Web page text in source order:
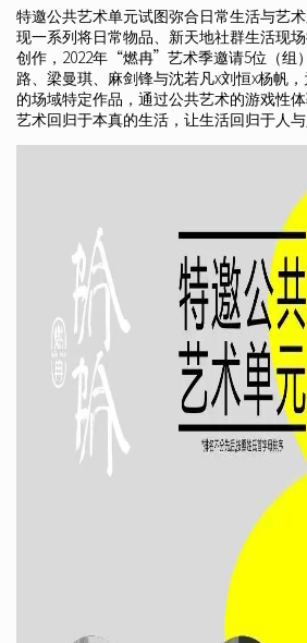
特邀公共艺术单元试图弥合日常生活与艺
现一系列将日常物品、新天地社群生活现
创作，2022年“燃冉”艺术季邀请5位（组
路、梁曼琪、麻剑锋与沈若凡x刘恒x杨帆
的场域特定作品，通过公共艺术的游戏性
艺术回归于本真的生活，让生活回归于人与